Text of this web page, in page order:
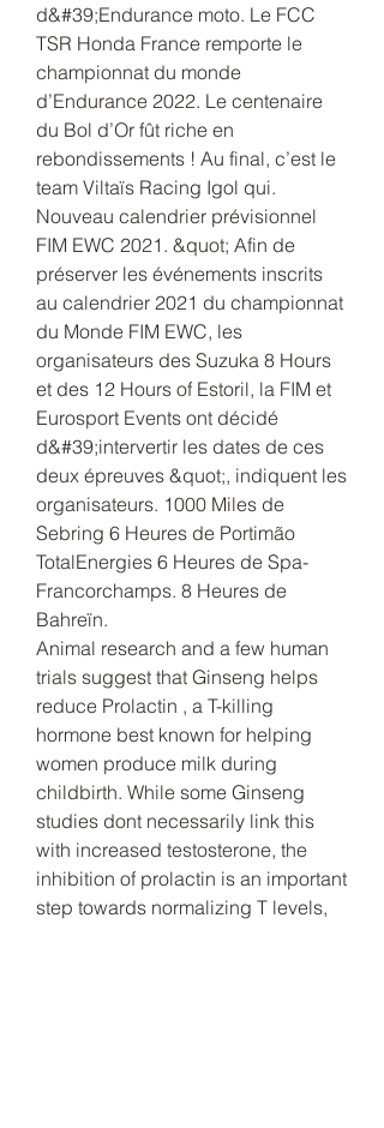
d&#39;Endurance moto. Le FCC
TSR Honda France remporte le
championnat du monde
d’Endurance 2022. Le centenaire
du Bol d’Or fût riche en
rebondissements ! Au final, c’est le
team Viltaïs Racing Igol qui.
Nouveau calendrier prévisionnel
FIM EWC 2021. &quot; Afin de
préserver les événements inscrits
au calendrier 2021 du championnat
du Monde FIM EWC, les
organisateurs des Suzuka 8 Hours
et des 12 Hours of Estoril, la FIM et
Eurosport Events ont décidé
d&#39;intervertir les dates de ces
deux épreuves &quot;, indiquent les
organisateurs. 1000 Miles de
Sebring 6 Heures de Portimão
TotalEnergies 6 Heures de Spa-
Francorchamps. 8 Heures de
Bahreïn.
Animal research and a few human
trials suggest that Ginseng helps
reduce Prolactin , a T-killing
hormone best known for helping
women produce milk during
childbirth. While some Ginseng
studies dont necessarily link this
with increased testosterone, the
inhibition of prolactin is an important
step towards normalizing T levels,